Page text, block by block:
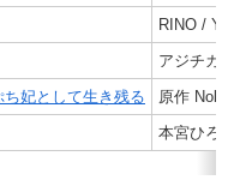
RINO /
アジチカ
妃として生き残る
原作
本宮ひろ